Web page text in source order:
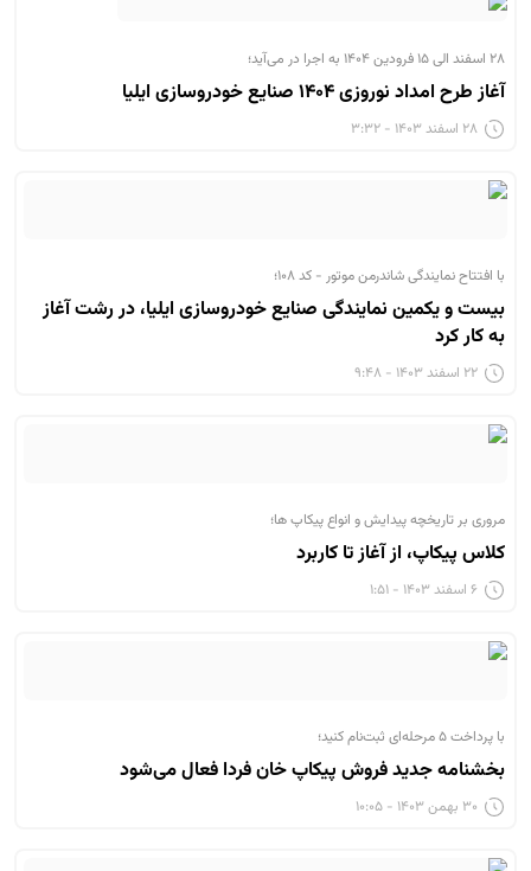
۲۸ اسفند الی ۱۵ فرودین ۱۴۰۴ به اجرا در می‌آید؛
آغاز طرح امداد نوروزی ۱۴۰۴ صنایع خودروسازی ایلیا
۲۸ اسفند ۱۴۰۳ - ۳:۳۲
با افتتاح نمایندگی شاندرمن موتور - کد ۱۰۸؛
بیست و یکمین نمایندگی صنایع خودروسازی ایلیا، در رشت آغاز
به کار کرد
۲۲ اسفند ۱۴۰۳ - ۹:۴۸
مروری بر تاریخچه پیدایش و انواع پیکاپ ها؛
کلاس پیکاپ، از آغاز تا کاربرد
۶ اسفند ۱۴۰۳ - ۱:۵۱
با پرداخت ۵ مرحله‌ای ثبت‌نام کنید؛
بخشنامه جدید فروش پیکاپ خان فردا فعال می‌شود
۳۰ بهمن ۱۴۰۳ - ۱۰:۰۵